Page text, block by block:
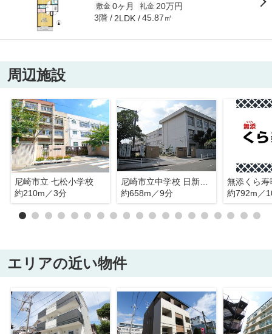
敷金 0ヶ月 礼金 20万円
3階 2LDK 45.87㎡
周辺施設
尼崎市立 七松小学校
約210m／3分
尼崎市立中学校 日新中学校
約658m／9分
無添くら寿
約792m／
エリアの近い物件